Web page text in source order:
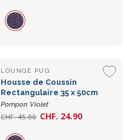
LOUNGE PUG
Housse de Coussin
Rectangulaire 35 x 50cm
Pompon Violet
CHF. 45.00 CHF. 24.90